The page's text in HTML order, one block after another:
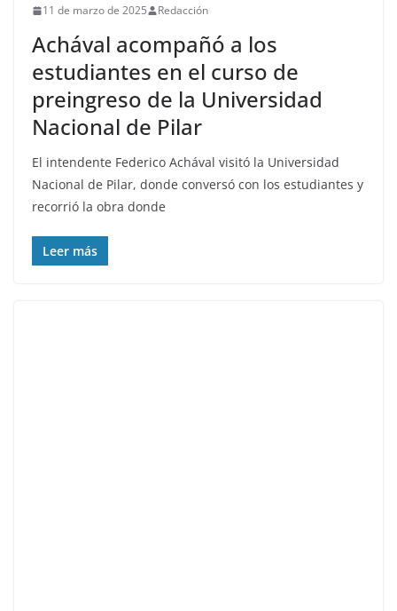
11 de marzo de 2025 Redacción
Achával acompañó a los
estudiantes en el curso de
preingreso de la Universidad
Nacional de Pilar
El intendente Federico Achával visitó la Universidad
Nacional de Pilar, donde conversó con los estudiantes y
recorrió la obra donde
Leer más